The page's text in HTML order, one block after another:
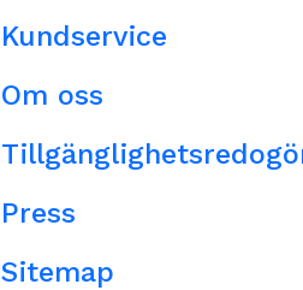
Kundservice
Om oss
Press
Sitemap